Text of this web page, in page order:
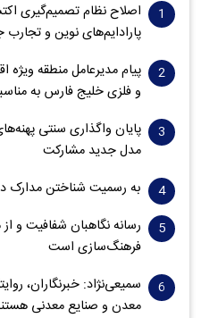
اصلاح نظام تصمیم‌گیری
پارادایم‌های نوین و تجارب
پیام مدیرعامل منطقه
و فلزی خلیج فارس به
پایان واگذاری‌ سنتی
مدل جدید مشارکت
به رسمیت شناختن مدارک
رسانه نگاهبان شفافیت و
فرهنگ‌سازی است
سمیعی‌نژاد: خبرنگاران،
معدن و صنایع معدنی